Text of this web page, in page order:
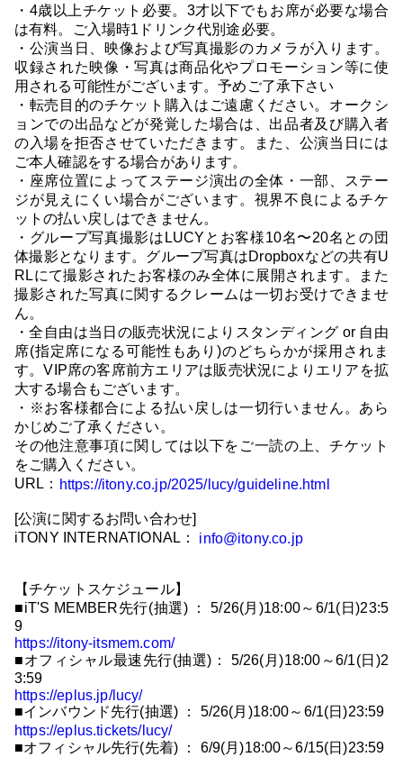
・4歳以上チケット必要。3才以下でもお席が必要な場合
は有料。ご入場時1ドリンク代別途必要。
・公演当日、映像および写真撮影のカメラが入ります。
収録された映像・写真は商品化やプロモーション等に使
用される可能性がございます。予めご了承下さい
・転売目的のチケット購入はご遠慮ください。オークシ
ョンでの出品などが発覚した場合は、出品者及び購入者
の入場を拒否させていただきます。また、公演当日には
ご本人確認をする場合があります。
・座席位置によってステージ演出の全体・一部、ステー
ジが見えにくい場合がございます。視界不良によるチケ
ットの払い戻しはできません。
・グループ写真撮影はLUCYとお客様10名〜20名との団
体撮影となります。グループ写真はDropboxなどの共有U
RLにて撮影されたお客様のみ全体に展開されます。また
撮影された写真に関するクレームは一切お受けできませ
ん。
・全自由は当日の販売状況によりスタンディング or 自由
席(指定席になる可能性もあり)のどちらかが採用されま
す。VIP席の客席前方エリアは販売状況によりエリアを拡
大する場合もございます。
・※お客様都合による払い戻しは一切行いません。あら
かじめご了承ください。
その他注意事項に関しては以下をご一読の上、チケット
をご購入ください。
URL： https://itony.co.jp/2025/lucy/guideline.html
[公演に関するお問い合わせ]
iTONY INTERNATIONAL： info@itony.co.jp
【チケットスケジュール】
■iT'S MEMBER先行(抽選) ： 5/26(月)18:00～6/1(日)23:5
9
https://itony-itsmem.com/
■オフィシャル最速先行(抽選)： 5/26(月)18:00～6/1(日)2
3:59
https://eplus.jp/lucy/
■インバウンド先行(抽選) ： 5/26(月)18:00～6/1(日)23:59
https://eplus.tickets/lucy/
■オフィシャル先行(先着) ： 6/9(月)18:00～6/15(日)23:59